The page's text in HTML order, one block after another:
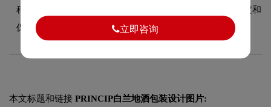
种纸、烫金、凹凸）影响整体档次，礼盒装需考虑内衬固定和
保护。
本文标题和链接 PRINCIP白兰地酒包装设计图片:
立即咨询